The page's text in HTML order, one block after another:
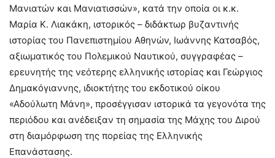
Μανιατών και Μανιατισσών», κατά την οποία οι κ.κ.
Μαρία Κ. Λιακάκη, ιστορικός – διδάκτωρ βυζαντινής
ιστορίας του Πανεπιστημίου Αθηνών, Ιωάννης Κατσαβός,
αξιωματικός του Πολεμικού Ναυτικού, συγγραφέας –
ερευνητής της νεότερης ελληνικής ιστορίας και Γεώργιος
Δημακόγιαννης, ιδιοκτήτης του εκδοτικού οίκου
«Αδούλωτη Μάνη», προσέγγισαν ιστορικά τα γεγονότα της
περιόδου και ανέδειξαν τη σημασία της Μάχης του Διρού
στη διαμόρφωση της πορείας της Ελληνικής
Επανάστασης.